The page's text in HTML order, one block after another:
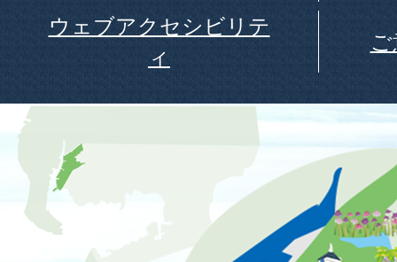
ウェブアクセシビリテ
ィ